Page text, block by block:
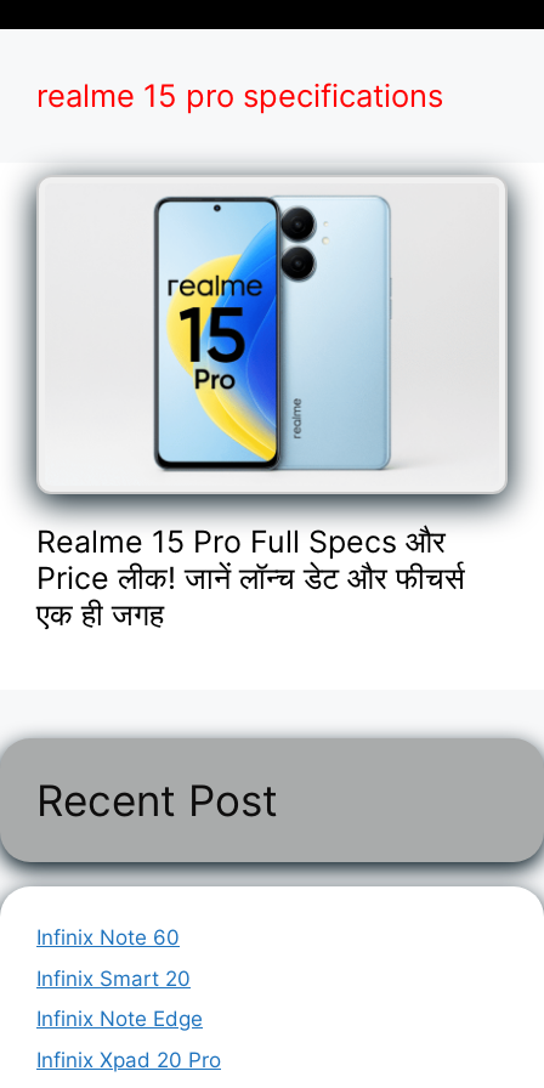
realme 15 pro specifications
Realme 15 Pro Full Specs और
Price लीक! जानें लॉन्च डेट और फीचर्स
एक ही जगह
Recent Post
Infinix Note 60
Infinix Smart 20
Infinix Note Edge
Infinix Xpad 20 Pro